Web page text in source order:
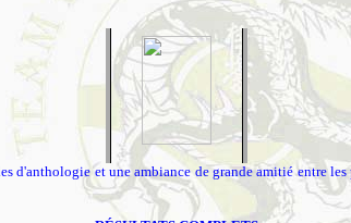
d'anthologie et une ambiance de grande amitié entre les